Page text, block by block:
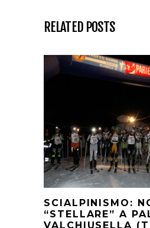
RELATED POSTS
SCIALPINISMO:
“STELLARE” A
VALCHIUSELLA